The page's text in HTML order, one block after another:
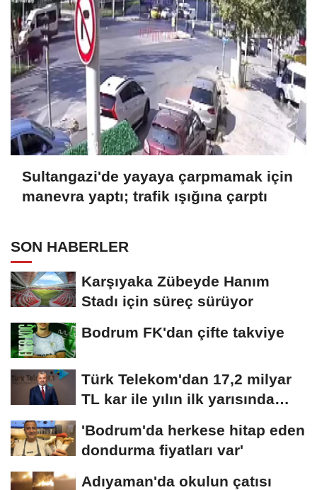
Sultangazi'de yayaya çarpmamak için
manevra yaptı; trafik ışığına çarptı
SON HABERLER
Karşıyaka Zübeyde Hanım
Stadı için süreç sürüyor
Bodrum FK'dan çifte takviye
Türk Telekom'dan 17,2 milyar
TL kar ile yılın ilk yarısında
'Bodrum'da herkese hitap eden
dondurma fiyatları var'
Adıyaman'da okulun çatısı